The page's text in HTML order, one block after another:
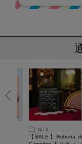
No.6
【SALE】Roberta di